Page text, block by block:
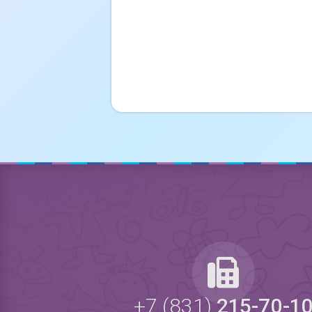
+7 (831) 215-70-10